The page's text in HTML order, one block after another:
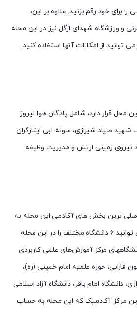
برای خود رقم بزنید. علاوه بر این،
و ورزشگاه شهدای ازگل نیز در این محله
از امکانات آنها استفاده کنید.
محل قرار دارد، شامل پادگان هوا نیروز
صیاد شیرازی، سوله آبی ایثارگران
نیروی زمینی ارتش و مدیریت وظیفه
اصلی ترین بخش های آکادمی این محله به
حساب می آید و شما می توانید ۶ دانشگاه مختلف را در این محله
مرکز آموزش‌های علمی کاربردی
فارابی، حوزه علمیه امام خمینی (ره)،
دانشگاه امام باقر، دانشگاه آزاد اسلامی
مراکز آکادمیک که این محله به حساب